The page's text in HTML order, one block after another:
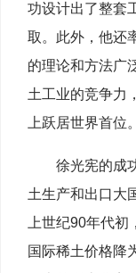
功设计出了整套
取。此外，他还
的理论和方法广
土工业的竞争力
上跃居世界首位。
徐光宪的成
土生产和出口大
上世纪90年代
国际稀土价格降